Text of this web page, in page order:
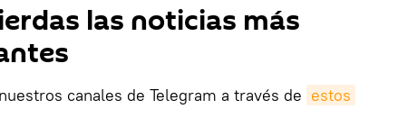
las noticias más
canales de Telegram a través de estos